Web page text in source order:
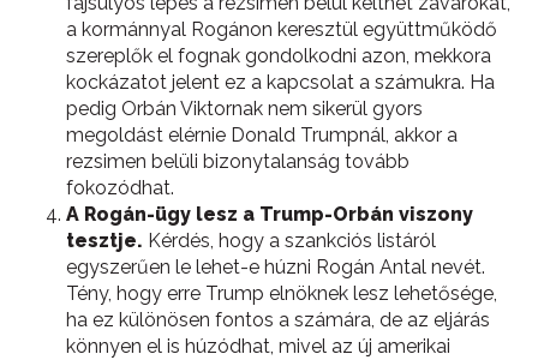
a kormánnyal Rogánon keresztül együttműködő
szereplők el fognak gondolkodni azon, mekkora
kockázatot jelent ez a kapcsolat a számukra. Ha
pedig Orbán Viktornak nem sikerül gyors
megoldást elérnie Donald Trumpnál, akkor a
rezsimen belüli bizonytalanság tovább
fokozódhat.
A Rogán-ügy lesz a Trump-Orbán viszony
tesztje. Kérdés, hogy a szankciós listáról
egyszerűen le lehet-e húzni Rogán Antal nevét.
Tény, hogy erre Trump elnöknek lesz lehetősége,
ha ez különösen fontos a számára, de az eljárás
könnyen el is húzódhat, mivel az új amerikai